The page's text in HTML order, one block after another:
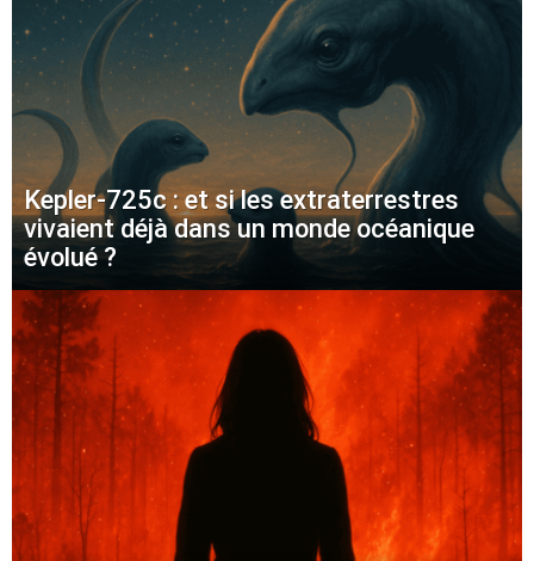
Kepler-725c : et si les extraterrestres
vivaient déjà dans un monde océanique
évolué ?